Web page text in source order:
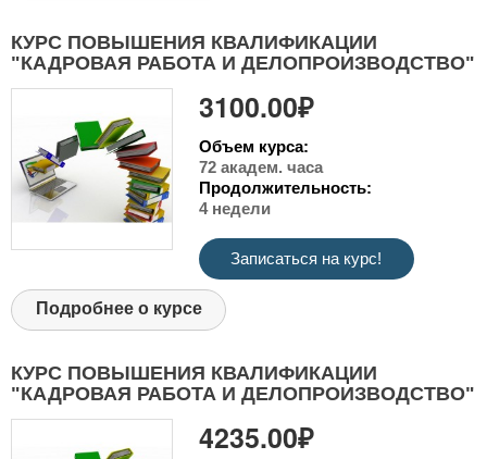
КУРС ПОВЫШЕНИЯ КВАЛИФИКАЦИИ
"КАДРОВАЯ РАБОТА И ДЕЛОПРОИЗВОДСТВО"
3100.00₽
Объем курса:
72 академ. часа
Продолжительность:
4 недели
Записаться на курс!
Подробнее о курсе
КУРС ПОВЫШЕНИЯ КВАЛИФИКАЦИИ
"КАДРОВАЯ РАБОТА И ДЕЛОПРОИЗВОДСТВО"
4235.00₽